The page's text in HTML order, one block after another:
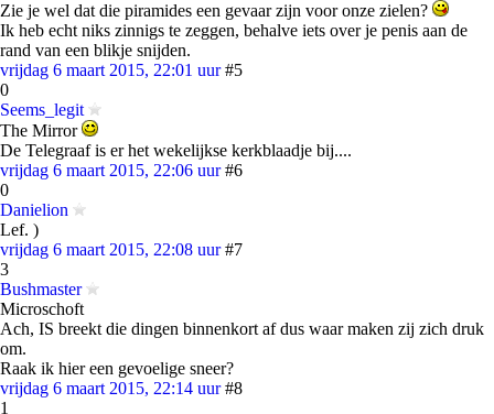
Zie je wel dat die piramides een gevaar zijn voor onze zielen?
Ik heb echt niks zinnigs te zeggen, behalve iets over je penis aan de
rand van een blikje snijden.
vrijdag 6 maart 2015, 22:01 uur #5
0
Seems_legit
The Mirror
De Telegraaf is er het wekelijkse kerkblaadje bij....
vrijdag 6 maart 2015, 22:06 uur #6
0
Danielion
Lef. )
vrijdag 6 maart 2015, 22:08 uur #7
3
Bushmaster
Microschoft
Ach, IS breekt die dingen binnenkort af dus waar maken zij zich druk
om.
Raak ik hier een gevoelige sneer?
vrijdag 6 maart 2015, 22:14 uur #8
1